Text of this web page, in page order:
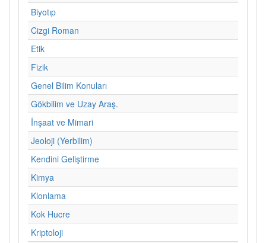
Biyotıp
Cizgi Roman
Etik
Fizik
Genel Bilim Konuları
Gökbilim ve Uzay Araş.
İnşaat ve Mimari
Jeoloji (Yerbilim)
Kendini Geliştirme
Kimya
Klonlama
Kok Hucre
Kriptoloji